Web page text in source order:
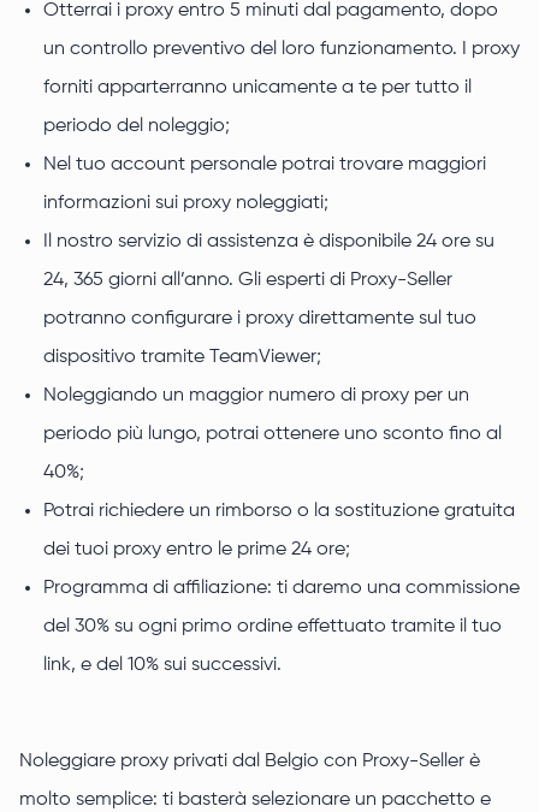
Otterrai i proxy entro 5 minuti dal pagamento, dopo
un controllo preventivo del loro funzionamento. I proxy
forniti apparterranno unicamente a te per tutto il
periodo del noleggio;
Nel tuo account personale potrai trovare maggiori
informazioni sui proxy noleggiati;
Il nostro servizio di assistenza è disponibile 24 ore su
24, 365 giorni all’anno. Gli esperti di Proxy-Seller
potranno configurare i proxy direttamente sul tuo
dispositivo tramite TeamViewer;
Noleggiando un maggior numero di proxy per un
periodo più lungo, potrai ottenere uno sconto fino al
40%;
Potrai richiedere un rimborso o la sostituzione gratuita
dei tuoi proxy entro le prime 24 ore;
Programma di affiliazione: ti daremo una commissione
del 30% su ogni primo ordine effettuato tramite il tuo
link, e del 10% sui successivi.
Noleggiare proxy privati dal Belgio con Proxy-Seller è
molto semplice: ti basterà selezionare un pacchetto e